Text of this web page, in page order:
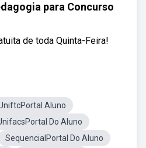
para Concurso
de toda Quinta-Feira!
Aluno
Do Aluno
SequencialPortal Do Aluno